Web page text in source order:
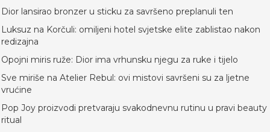
Dior lansirao bronzer u sticku za savršeno preplanuli ten
Luksuz na Korčuli: omiljeni hotel svjetske elite zablistao nakon
redizajna
Opojni miris ruže: Dior ima vrhunsku njegu za ruke i tijelo
Sve miriše na Atelier Rebul: ovi mistovi savršeni su za ljetne
vrućine
Pop Joy proizvodi pretvaraju svakodnevnu rutinu u pravi beauty
ritual